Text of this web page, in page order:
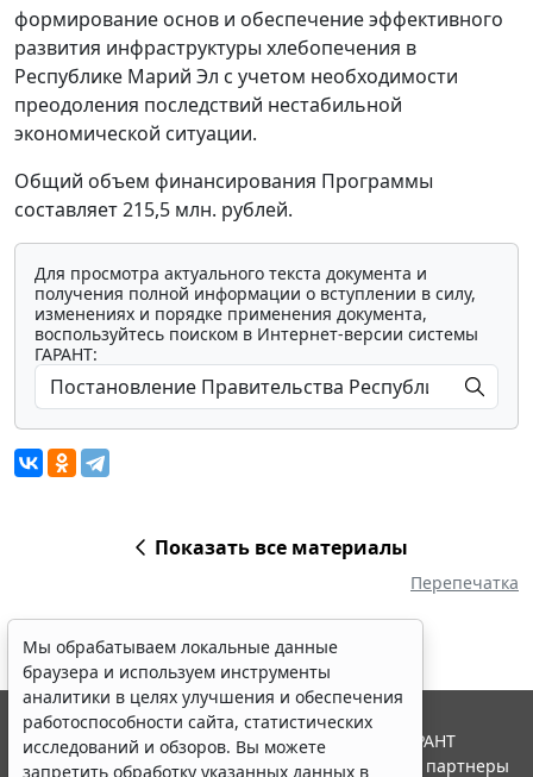
формирование основ и обеспечение эффективного
развития инфраструктуры хлебопечения в
Республике Марий Эл с учетом необходимости
преодоления последствий нестабильной
экономической ситуации.
Общий объем финансирования Программы
составляет 215,5 млн. рублей.
Для просмотра актуального текста документа и
получения полной информации о вступлении в силу,
изменениях и порядке применения документа,
воспользуйтесь поиском в Интернет-версии системы
ГАРАНТ:
Показать все материалы
Перепечатка
Мы обрабатываем локальные данные
браузера и используем инструменты
аналитики в целях улучшения и обеспечения
работоспособности сайта, статистических
исследований и обзоров. Вы можете
запретить обработку указанных данных в
© ООО "НПП "ГАРАНТ-СЕРВИС", 2026. Система ГАРАНТ
выпускается с 1990 года. Компания "Гарант" и ее партнеры